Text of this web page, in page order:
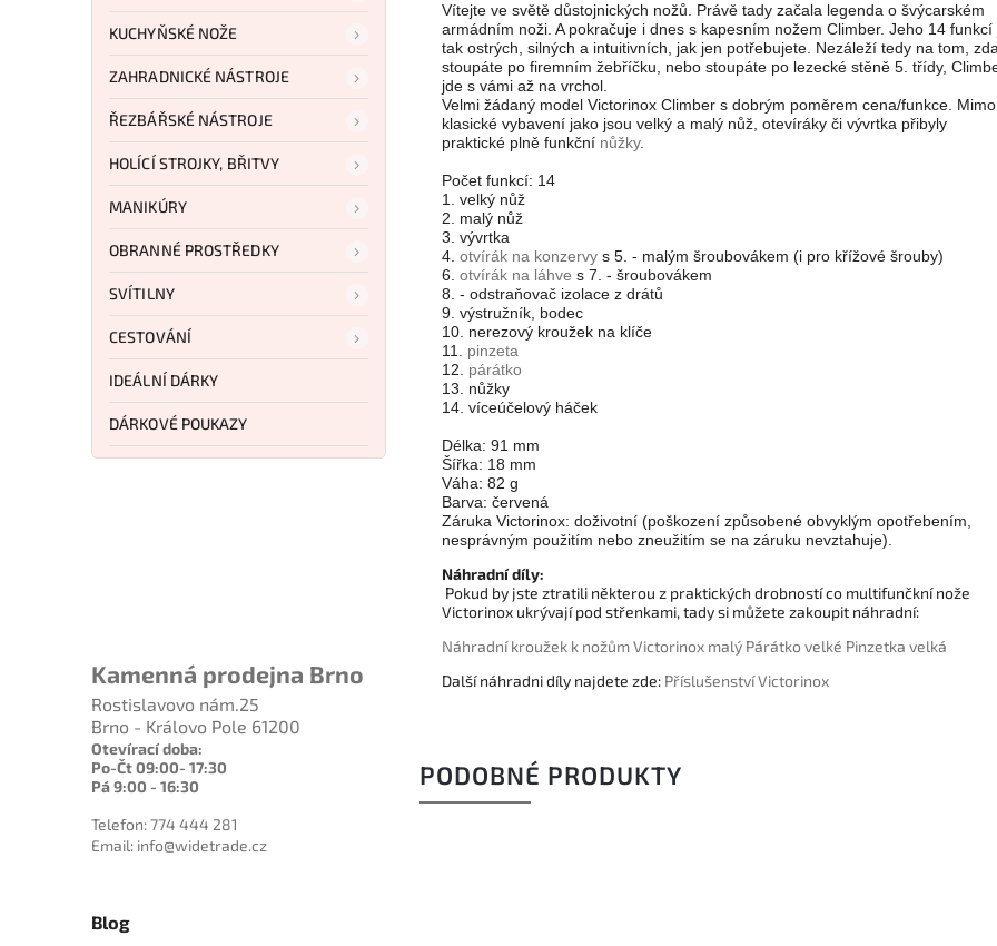
KUCHYŇSKÉ NOŽE
ZAHRADNICKÉ NÁSTROJE
ŘEZBÁŘSKÉ NÁSTROJE
HOLÍCÍ STROJKY, BŘITVY
MANIKÚRY
OBRANNÉ PROSTŘEDKY
SVÍTILNY
CESTOVÁNÍ
IDEÁLNÍ DÁRKY
DÁRKOVÉ POUKAZY
Kamenná prodejna Brno
Rostislavovo nám.25
Brno - Královo Pole 61200
Otevírací doba:
Po-Čt 09:00- 17:30
Pá 9:00 - 16:30
Telefon: 774 444 281
Email: info@widetrade.cz
Blog
Vítejte ve světě důstojnických nožů. Právě tady začala legenda o švýcarském
armádním noži. A pokračuje i dnes s kapesním nožem Climber. Jeho 14 funkcí
tak ostrých, silných a intuitivních, jak jen potřebujete. Nezáleží tedy na tom,
stoupáte po firemním žebříčku, nebo stoupáte po lezecké stěně 5. třídy,
jde s vámi až na vrchol.
Velmi žádaný model Victorinox Climber s dobrým poměrem cena/funkce. Mimo
klasické vybavení jako jsou velký a malý nůž, otevíráky či vývrtka přibyly
praktické plně funkční nůžky.
Počet funkcí: 14
1. velký nůž
2. malý nůž
3. vývrtka
4. otvírák na konzervy s 5. - malým šroubovákem (i pro křížové šrouby)
6. otvírák na láhve s 7. - šroubovákem
8. - odstraňovač izolace z drátů
9. výstružník, bodec
10. nerezový kroužek na klíče
11. pinzeta
12. párátko
13. nůžky
14. víceúčelový háček
Délka: 91 mm
Šířka: 18 mm
Váha: 82 g
Barva: červená
Záruka Victorinox: doživotní (poškození způsobené obvyklým opotřebením,
nesprávným použitím nebo zneužitím se na záruku nevztahuje).
Náhradní díly:
Pokud by jste ztratili některou z praktických drobností co multifunčkní nože
Victorinox ukrývají pod střenkami, tady si můžete zakoupit náhradní:
Náhradní kroužek k nožům Victorinox malý Párátko velké Pinzetka velká
Další náhradni díly najdete zde: Příslušenství Victorinox
PODOBNÉ PRODUKTY